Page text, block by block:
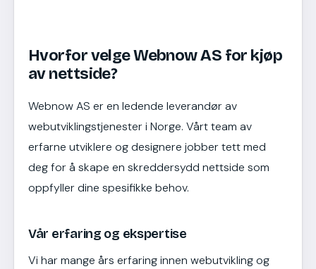
Hvorfor velge Webnow AS for kjøp
av nettside?
Webnow AS er en ledende leverandør av
webutviklingstjenester i Norge. Vårt team av
erfarne utviklere og designere jobber tett med
deg for å skape en skreddersydd nettside som
oppfyller dine spesifikke behov.
Vår erfaring og ekspertise
Vi har mange års erfaring innen webutvikling og